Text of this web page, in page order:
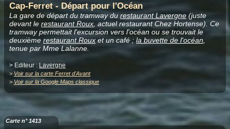
Cap-Ferret - Départ pour l'Océan
La gare de départ du tramway du restaurant Lavergne (juste
devant le restaurant Roux , actuel restaurant Chez Hortense). Ce
tramway permettait l'excursion vers l'océan ou se trouvait le
deuxième restaurant Roux et un café ; la buvette de l'océan
tenue par Mme Lalanne.
> Editeur : Lavergne
> Voir sur la carte Ferret d'Avant
> Voir sur la Google Maps classique
Carte n° 1413